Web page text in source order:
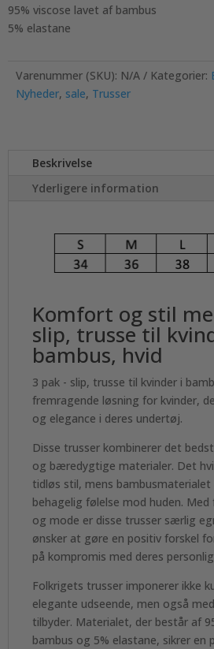
95% viscose lavet af bambus
5% elastane
Varenummer (SKU): N/A Kategorier:
Nyheder, sale, Trusser
Beskrivelse
Yderligere information
Komfort og stil
slip, trusse til
bambus, hvid
3 pak - slip, trusse til kvinder i
fremragende løsning for kvinder,
og elegance i deres undertøj.
Disse trusser kombinerer det
og bæredygtige materialer. Det
tidløs stil, mens bambusmaterialet
behagelig følelse mod huden.
og mode er disse trusser særlig
ønsker at gøre en positiv forskel
på kompromis med deres
Folkrigets trusser imponerer ikke
elegante udseende, men også
tilbyder. Materialet, der består af
bambus og 5% elastane, sikrer en